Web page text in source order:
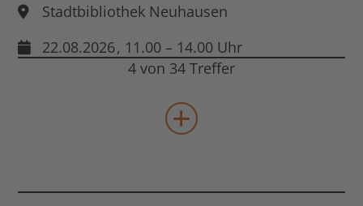
Stadtbibliothek Neuhausen
22.08.2026, 11.00 – 14.00 Uhr
4 von 34 Treffer
mehr Veranstaltungen